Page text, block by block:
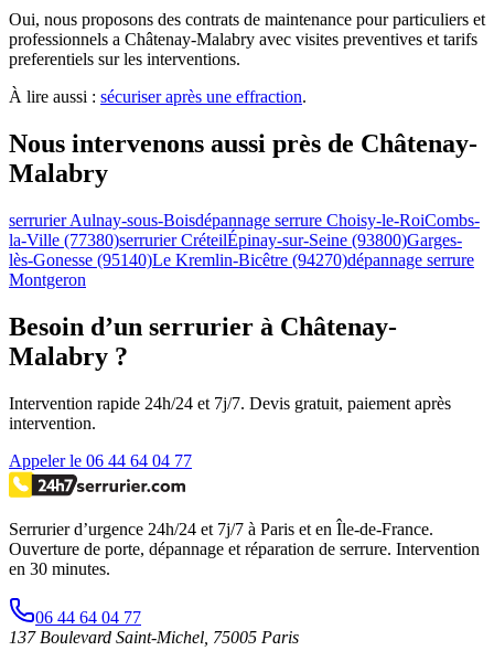
Oui, nous proposons des contrats de maintenance pour particuliers et
professionnels a Châtenay-Malabry avec visites preventives et tarifs
preferentiels sur les interventions.
À lire aussi : sécuriser après une effraction.
Nous intervenons aussi près de Châtenay-
Malabry
serrurier Aulnay-sous-Boisdépannage serrure Choisy-le-RoiCombs-
la-Ville (77380)serrurier CréteilÉpinay-sur-Seine (93800)Garges-
lès-Gonesse (95140)Le Kremlin-Bicêtre (94270)dépannage serrure
Montgeron
Besoin d’un serrurier à Châtenay-
Malabry ?
Intervention rapide 24h/24 et 7j/7. Devis gratuit, paiement après
intervention.
Appeler le 06 44 64 04 77
Serrurier d’urgence 24h/24 et 7j/7 à Paris et en Île-de-France.
Ouverture de porte, dépannage et réparation de serrure. Intervention
en 30 minutes.
06 44 64 04 77
137 Boulevard Saint-Michel 75005 Paris